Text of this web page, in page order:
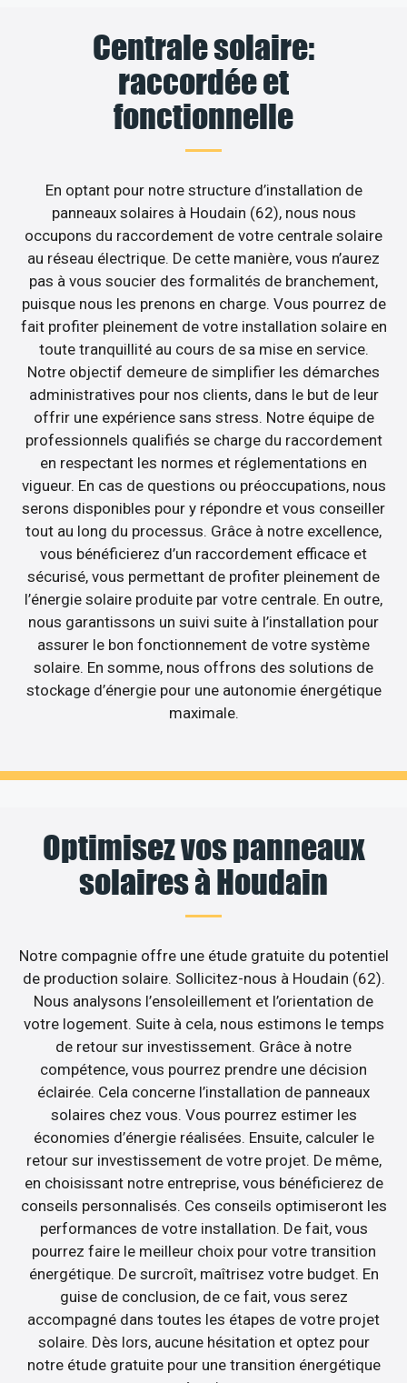
Centrale solaire:
raccordée et
fonctionnelle
En optant pour notre structure d’installation de
panneaux solaires à Houdain (62), nous nous
occupons du raccordement de votre centrale solaire
au réseau électrique. De cette manière, vous n’aurez
pas à vous soucier des formalités de branchement,
puisque nous les prenons en charge. Vous pourrez de
fait profiter pleinement de votre installation solaire en
toute tranquillité au cours de sa mise en service.
Notre objectif demeure de simplifier les démarches
administratives pour nos clients, dans le but de leur
offrir une expérience sans stress. Notre équipe de
professionnels qualifiés se charge du raccordement
en respectant les normes et réglementations en
vigueur. En cas de questions ou préoccupations, nous
serons disponibles pour y répondre et vous conseiller
tout au long du processus. Grâce à notre excellence,
vous bénéficierez d’un raccordement efficace et
sécurisé, vous permettant de profiter pleinement de
l’énergie solaire produite par votre centrale. En outre,
nous garantissons un suivi suite à l’installation pour
assurer le bon fonctionnement de votre système
solaire. En somme, nous offrons des solutions de
stockage d’énergie pour une autonomie énergétique
maximale.
Optimisez vos panneaux
solaires à Houdain
Notre compagnie offre une étude gratuite du potentiel
de production solaire. Sollicitez-nous à Houdain (62).
Nous analysons l’ensoleillement et l’orientation de
votre logement. Suite à cela, nous estimons le temps
de retour sur investissement. Grâce à notre
compétence, vous pourrez prendre une décision
éclairée. Cela concerne l’installation de panneaux
solaires chez vous. Vous pourrez estimer les
économies d’énergie réalisées. Ensuite, calculer le
retour sur investissement de votre projet. De même,
en choisissant notre entreprise, vous bénéficierez de
conseils personnalisés. Ces conseils optimiseront les
performances de votre installation. De fait, vous
pourrez faire le meilleur choix pour votre transition
énergétique. De surcroît, maîtrisez votre budget. En
guise de conclusion, de ce fait, vous serez
accompagné dans toutes les étapes de votre projet
solaire. Dès lors, aucune hésitation et optez pour
notre étude gratuite pour une transition énergétique